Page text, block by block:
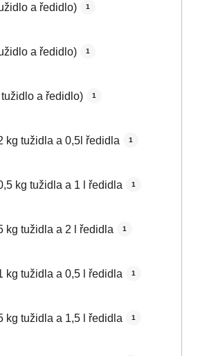
a ředidlo) 1
a ředidlo) 1
a ředidlo) 1
kg tužidla a 0,5l ředidla 1
kg tužidla a 1 l ředidla 1
kg tužidla a 2 l ředidla 1
kg tužidla a 0,5 l ředidla 1
kg tužidla a 1,5 l ředidla 1